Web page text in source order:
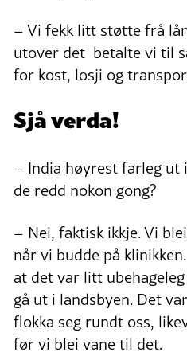
– Vi fekk litt støtte frå
utover det betalte vi til
for kost, losji og
Sjå verda!
– India høyrest farleg ut
de redd nokon gong?
– Nei, faktisk ikkje. Vi
når vi budde på
at det var litt
gå ut i landsbyen. Det
flokka seg rundt oss,
før vi blei vane til det.